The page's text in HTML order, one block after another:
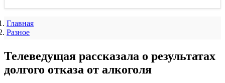
Главная
Разное
Телеведущая рассказала о результатах
долгого отказа от алкоголя